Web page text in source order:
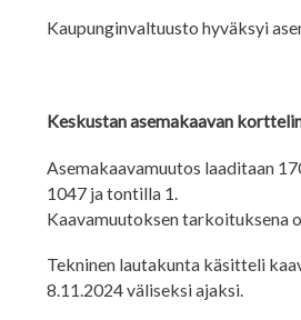
Kaupunginvaltuusto hyväksyi
Keskustan asemakaavan
Asemakaavamuutos laaditaan
1047 ja tontilla 1.
Kaavamuutoksen tarkoituksena
Tekninen lautakunta käsitteli
8.11.2024 väliseksi ajaksi.